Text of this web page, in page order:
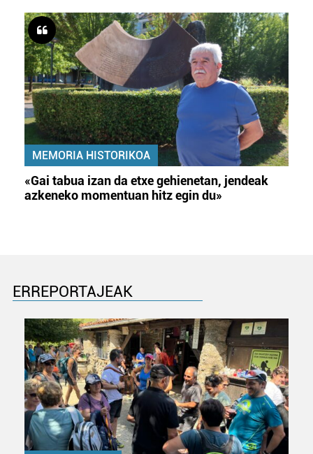
Webgune honek cookie propioak eta hirugarrenen cookie-
fitxategiak erabiltzen ditu. Zure esperientzia eta
zerbitzuak hobetzeko asmoz, cookie teknologiaz
baliatzen gara. Ohar hau onartuz gero, teknologia hori
erabiltzeko baimen esplizitua ematen diguzu. Gehiago
irakurri
MEMORIA HISTORIKOA
«Gai tabua izan da etxe gehienetan, jendeak
azkeneko momentuan hitz egin du»
ERREPORTAJEAK